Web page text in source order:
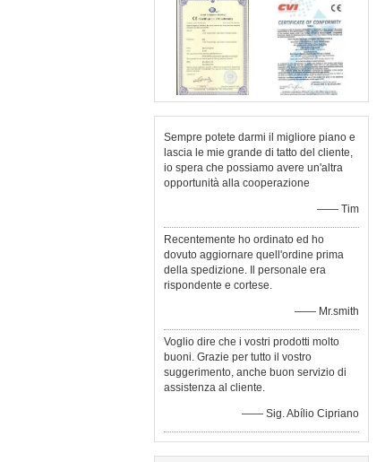
Sempre potete darmi il migliore piano e
lascia le mie grande di tatto del cliente,
io spera che possiamo avere un'altra
opportunità alla cooperazione
—— Tim
Recentemente ho ordinato ed ho
dovuto aggiornare quell'ordine prima
della spedizione. Il personale era
rispondente e cortese.
—— Mr.smith
Voglio dire che i vostri prodotti molto
buoni. Grazie per tutto il vostro
suggerimento, anche buon servizio di
assistenza al cliente.
—— Sig. Abílio Cipriano